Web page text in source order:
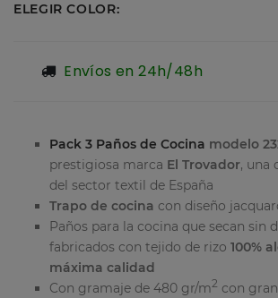
ELEGIR COLOR:
Envíos en 24h/48h
Pack 3 Paños de Cocina modelo
prestigiosa marca El Trovador, una
del sector textil de España
Trapo de cocina con diseño
Paños para la cocina que secan sin
fabricados con tejido de rizo 100%
máxima calidad
Con gramaje de 480 gr/m2 con